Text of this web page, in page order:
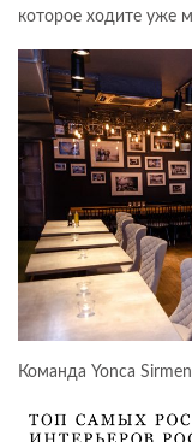
которое ходите уже
Команда Yonca